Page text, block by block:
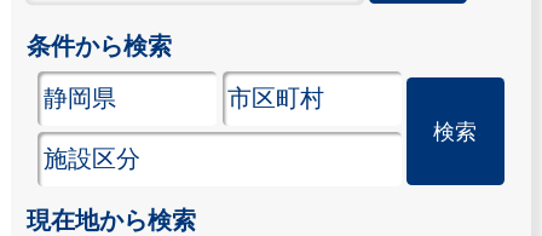
条件から検索
現在地から検索